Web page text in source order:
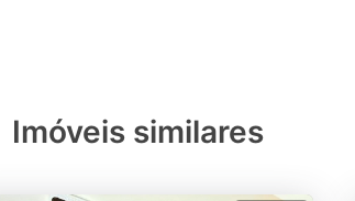
Imóveis similares